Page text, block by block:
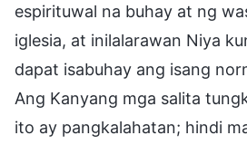
espirituwal na buhay at ng
iglesia, at inilalarawan Niya
dapat isabuhay ang isang
Ang Kanyang mga salita
ito ay pangkalahatan; hindi